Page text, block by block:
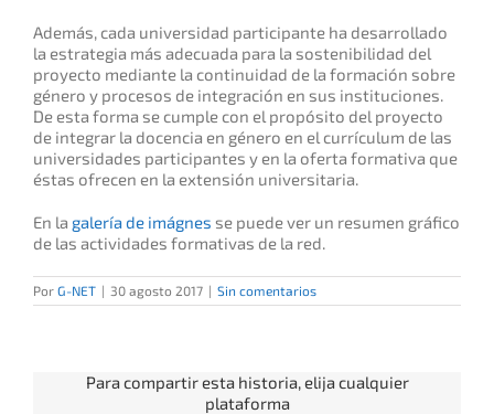
Además, cada universidad participante ha desarrollado
la estrategia más adecuada para la sostenibilidad del
proyecto mediante la continuidad de la formación sobre
género y procesos de integración en sus instituciones.
De esta forma se cumple con el propósito del proyecto
de integrar la docencia en género en el currículum de las
universidades participantes y en la oferta formativa que
éstas ofrecen en la extensión universitaria.
En la galería de imágnes se puede ver un resumen gráfico
de las actividades formativas de la red.
Por G-NET | 30 agosto 2017 | Sin comentarios
Para compartir esta historia, elija cualquier
plataforma